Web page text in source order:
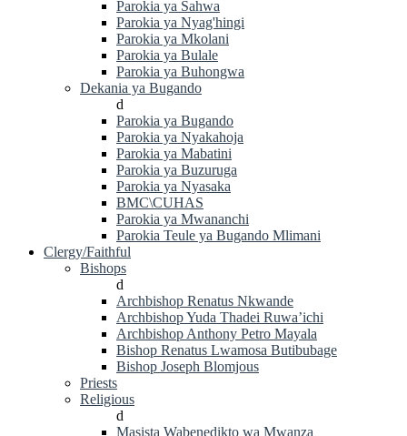
Parokia ya Sahwa
Parokia ya Nyag'hingi
Parokia ya Mkolani
Parokia ya Bulale
Parokia ya Buhongwa
Dekania ya Bugando
d
Parokia ya Bugando
Parokia ya Nyakahoja
Parokia ya Mabatini
Parokia ya Buzuruga
Parokia ya Nyasaka
BMC\CUHAS
Parokia ya Mwananchi
Parokia Teule ya Bugando Mlimani
Clergy/Faithful
Bishops
d
Archbishop Renatus Nkwande
Archbishop Yuda Thadei Ruwa’ichi
Archbishop Anthony Petro Mayala
Bishop Renatus Lwamosa Butibubage
Bishop Joseph Blomjous
Priests
Religious
d
Masista Wabenedikto wa Mwanza